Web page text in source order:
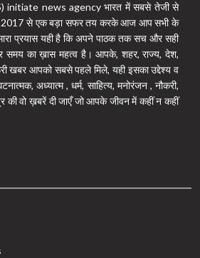
initiate news agency भारत में सबसे तेजी से
है, 2017 से एक बड़ा सफर तय करके आज आप सभी के
प्रयास यही है कि अपने पाठक तक सच और सही
समय का ख़ास महत्व है। आपके, शहर, राज्य, देश,
खबर आपको सबसे पहले मिले, यही इसका उद्देश्य व
अध्यात्म , धर्म, साहित्य, मनोरंजन , नौकरी,
की वो ख़बरें दी जाएँ जो आपके जीवन में कहीं न कहीं